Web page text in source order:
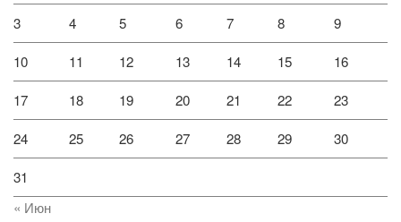
3 4 5 6 7 8 9
10 11 12 13 14 15 16
17 18 19 20 21 22 23
24 25 26 27 28 29 30
31
« Июн